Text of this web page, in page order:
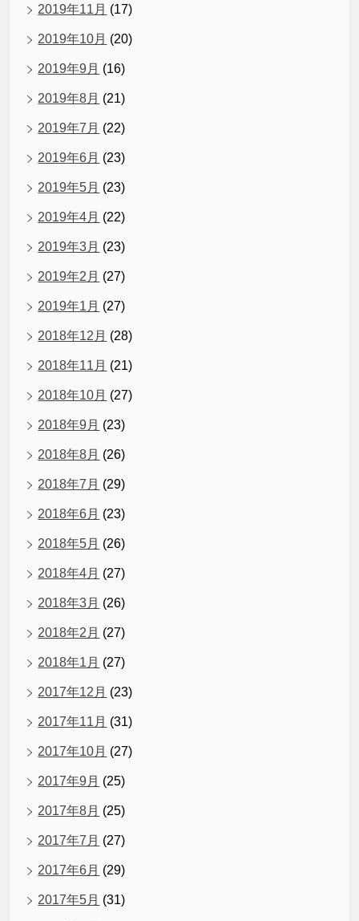
2019年11月 (17)
2019年10月 (20)
2019年9月 (16)
2019年8月 (21)
2019年7月 (22)
2019年6月 (23)
2019年5月 (23)
2019年4月 (22)
2019年3月 (23)
2019年2月 (27)
2019年1月 (27)
2018年12月 (28)
2018年11月 (21)
2018年10月 (27)
2018年9月 (23)
2018年8月 (26)
2018年7月 (29)
2018年6月 (23)
2018年5月 (26)
2018年4月 (27)
2018年3月 (26)
2018年2月 (27)
2018年1月 (27)
2017年12月 (23)
2017年11月 (31)
2017年10月 (27)
2017年9月 (25)
2017年8月 (25)
2017年7月 (27)
2017年6月 (29)
2017年5月 (31)